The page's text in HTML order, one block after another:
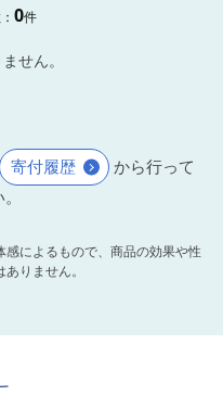
0件
せん。
寄付履歴
から行って
によるもので、商品の効果や性
りません。